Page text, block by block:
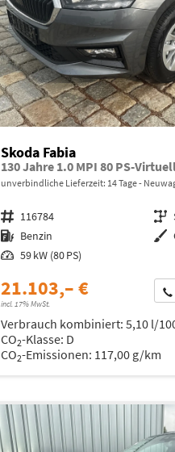
Skoda Fabia
unverbindliche Lieferzeit: 14 Tage
Fahrzeugnr. 116784 Getriebe
Kraftstoff Benzin Außenfarbe
Leistung 59 kW (80 PS)
21.103,– €
incl. 17% MwSt.
Verbrauch kombiniert: 5,10 l/
CO2-Klasse: D
CO2-Emissionen: 117,00 g/km